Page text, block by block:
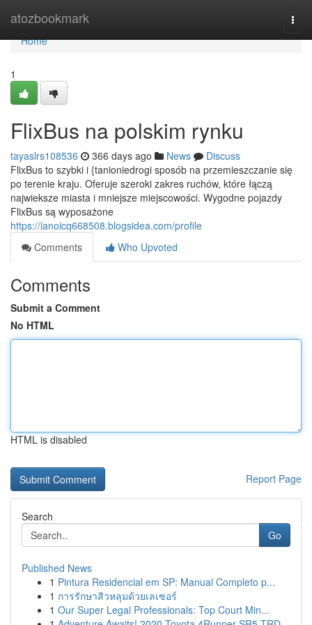
atozbookmark
Home
Home
1
FlixBus na polskim rynku
tayaslrs108536 366 days ago News
Discuss
FlixBus to szybki i {tanioniedrogi sposób na przemieszczanie się
po terenie kraju. Oferuje szeroki zakres ruchów, które łączą
najwieksze miasta i mniejsze miejscowości. Wygodne pojazdy
FlixBus są wyposażone
https://ianoicq668508.blogsidea.com/profile
Comments
Who Upvoted
Comments
Submit a Comment
No HTML
HTML is disabled
Report Page
Search
Go
Published News
1 Pintura Residencial em SP: Manual Completo p...
1 การรักษาสิวหลุมด้วยเลเซอร์
1 Our Super Legal Professionals: Top Court Min...